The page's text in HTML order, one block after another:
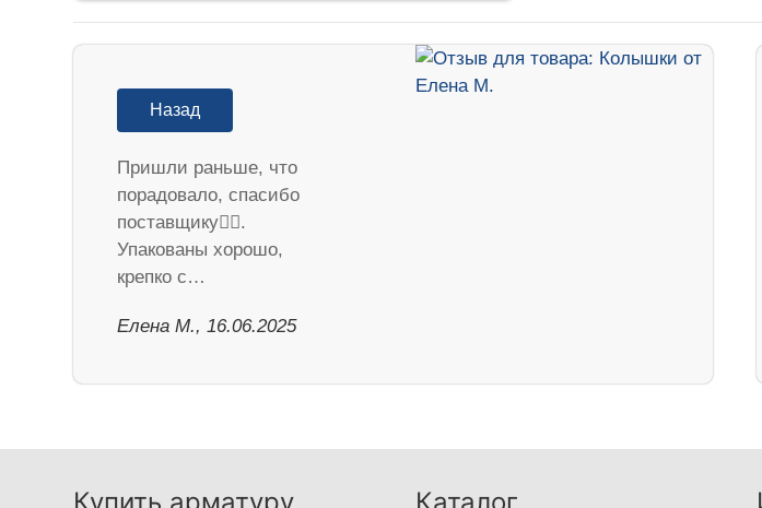
Назад
Пришли раньше, что
порадовало, спасибо
поставщику👍🏻.
Упакованы хорошо,
крепко с…
Елена М., 16.06.2025
Купить арматуру Каталог